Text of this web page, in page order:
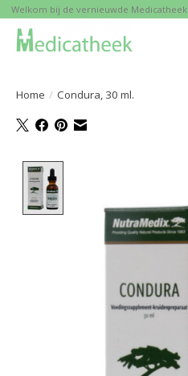
Welkom bij de vernieuwde Medicatheek
Home / Condura, 30 ml.